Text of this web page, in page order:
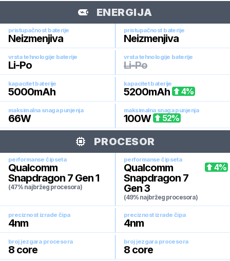
ENERGIJA
pristupačnost baterije
Neizmenjiva
pristupačnost baterije
Neizmenjiva
vrsta tehnologije baterije
Li-Po
vrsta tehnologije baterije
Li-Po
kapacitet baterije
5000mAh
kapacitet baterije
5200mAh 4%
maksimalna snaga punjenja
66W
maksimalna snaga punjenja
100W 52%
PROCESOR
performanse čipseta
Qualcomm
Snapdragon 7 Gen 1
(47% najbržeg procesora)
performanse čipseta
Qualcomm
Snapdragon 7
Gen 3
(49% najbržeg procesora)
4%
preciznost izrade čipa
4nm
preciznost izrade čipa
4nm
broj jezgara procesora
8 core
broj jezgara procesora
8 core